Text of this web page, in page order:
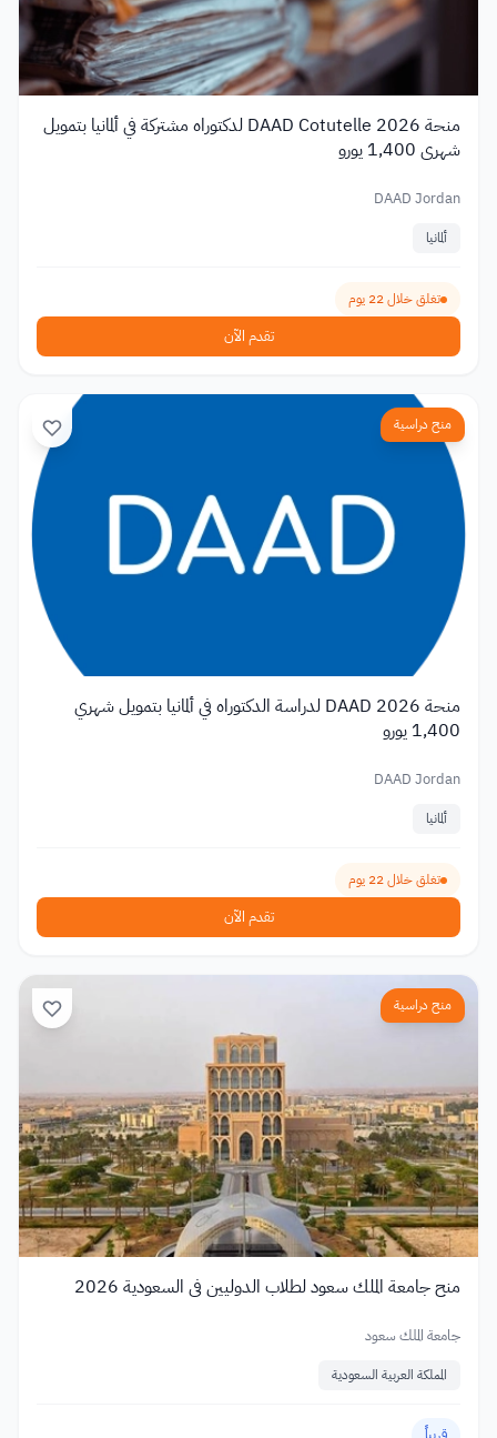
منحة DAAD Cotutelle 2026 لدكتوراه مشتركة في ألمانيا بتمويل
شهري 1,400 يورو
DAAD Jordan
ألمانيا
تغلق خلال 22 يوم
تقدم الآن
منح دراسية
منحة DAAD 2026 لدراسة الدكتوراه في ألمانيا بتمويل شهري
1,400 يورو
DAAD Jordan
ألمانيا
تغلق خلال 22 يوم
تقدم الآن
منح دراسية
منح جامعة الملك سعود لطلاب الدوليين في السعودية 2026
جامعة الملك سعود
المملكة العربية السعودية